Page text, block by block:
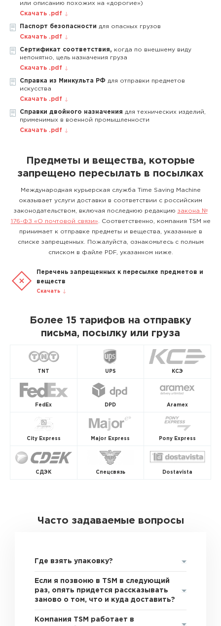
или описанию похожих на «дорогие»)
Скачать .pdf
Паспорт безопасности для опасных грузов
Скачать .pdf
Сертификат соответствия, когда по внешнему виду
непонятно, цель назначения груза
Скачать .pdf
Справка из Минкульта РФ для отправки предметов
искусства
Скачать .pdf
Справки двойного назначения для технических изделий,
применимых в военной промышленности
Скачать .pdf
Предметы и вещества, которые
запрещено пересылать в посылках
Международная курьерская служба Time Saving Machine
оказывает услуги доставки в соответствии с российским
законодательством, включая последнюю редакцию закона №
176-ФЗ «О почтовой связи» . Соответственно, компания TSM не
принимает к отправке предметы и вещества, указанные в
списке запрещенных. Пожалуйста, ознакомьтесь с полным
списком в файле PDF, указанном ниже.
Перечень запрещенных к пересылке предметов и
веществ
Скачать
Более 15 тарифов на отправку
письма, посылку или груза
TNT UPS КСЭ
FedEx DPD Aramex
City Express Major Express Pony Express
СДЭК Спецсвязь Dostavista
Часто задаваемые вопросы
Где взять упаковку?
Если я позвоню в TSM в следующий
раз, опять придется рассказывать
заново о том, что и куда доставить?
Компания TSM работает в